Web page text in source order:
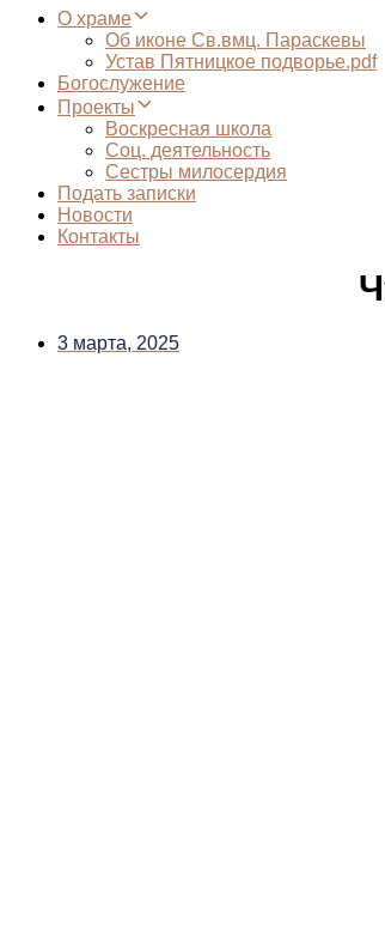
О храме
Об иконе Св.вмц. Параскевы
Устав Пятницкое подворье.pdf
Богослужение
Проекты
Воскресная школа
Соц. деятельность
Сестры милосердия
Подать записки
Новости
Контакты
3 марта, 2025